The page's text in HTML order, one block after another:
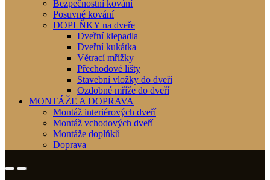
Bezpečnostní kování
Posuvné kování
DOPLŇKY na dveře
Dveřní klepadla
Dveřní kukátka
Větrací mřížky
Přechodové lišty
Stavební vložky do dveří
Ozdobné mříže do dveří
MONTÁŽE A DOPRAVA
Montáž interiérových dveří
Montáž vchodových dveří
Montáže doplňků
Doprava